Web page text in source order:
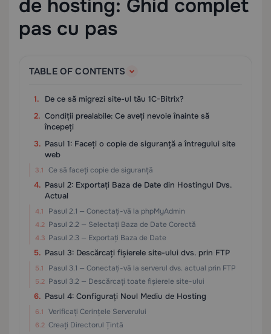
de hosting: Ghid complet
pas cu pas
TABLE OF CONTENTS
De ce să migrezi site-ul tău 1C-Bitrix?
Condiții prealabile: Ce aveți nevoie înainte să
începeți
Pasul 1: Faceți o copie de siguranță a întregului site
web
Ce să faceți copie de siguranță
Pasul 2: Exportați Baza de Date din Hostingul Dvs.
Actual
Pasul 2.1 — Conectați-vă la phpMyAdmin
Pasul 2.2 — Selectați Baza de Date Corectă
Pasul 2.3 — Exportați Baza de Date
Pasul 3: Descărcați fișierele site-ului dvs. prin FTP
Pasul 3.1 — Conectați-vă la serverul dvs. actual prin FTP
Pasul 3.2 — Descărcați toate fișierele site-ului
Pasul 4: Configurați Noul Mediu de Hosting
Verificați Cerințele Serverului
Creați Directorul Țintă